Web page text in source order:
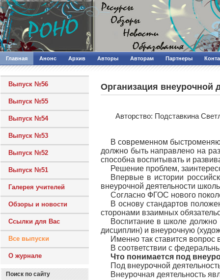
Главная Анонс Архив Авторы Авторам Партнеры
Выпуск №56
Выпуск №55
Выпуск №54
Выпуск №53
Выпуск №52
Выпуск №51
Галерея учителей
Обзоры и новости
Ссылки для Вас
Все выпуски
О журнале
Поиск по сайту
Организация внеурочной
Авторcтво: Подставкина
В современном
должно быть направлено на
способна воспитывать и
Решение проблем,
Впервые в истории
внеурочной деятельности
Согласно ФГОС нового
В основу стандартов
сторонами взаимных
Воспитание в школе должно
дисциплин) и внеурочную
Именно так ставится
В соответствии с
Что понимается под
Под внеурочной
Внеурочная деятельность